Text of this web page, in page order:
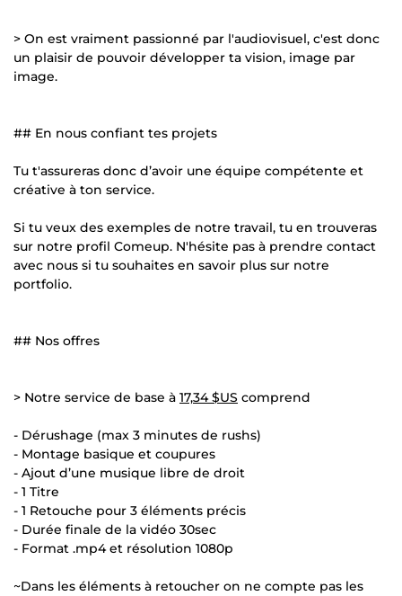
> On est vraiment passionné par l'audiovisuel, c'est donc
un plaisir de pouvoir développer ta vision, image par
image.
## En nous confiant tes projets
Tu t'assureras donc d’avoir une équipe compétente et
créative à ton service.
Si tu veux des exemples de notre travail, tu en trouveras
sur notre profil Comeup. N'hésite pas à prendre contact
avec nous si tu souhaites en savoir plus sur notre
portfolio.
## Nos offres
> Notre service de base à 17,34 $US comprend
- Dérushage (max 3 minutes de rushs)
- Montage basique et coupures
- Ajout d’une musique libre de droit
- 1 Titre
- 1 Retouche pour 3 éléments précis
- Durée finale de la vidéo 30sec
- Format .mp4 et résolution 1080p
~Dans les éléments à retoucher on ne compte pas les